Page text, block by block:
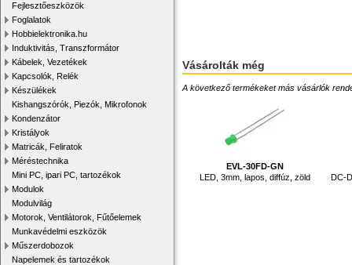
Fejlesztőeszközök
Foglalatok
Hobbielektronika.hu
Induktivitás, Transzformátor
Kábelek, Vezetékek
Kapcsolók, Relék
Készülékek
Kishangszórók, Piezók, Mikrofonok
Kondenzátor
Kristályok
Matricák, Feliratok
Méréstechnika
Mini PC, ipari PC, tartozékok
Modulok
Modulvilág
Motorok, Ventilátorok, Fűtőelemek
Munkavédelmi eszközök
Műszerdobozok
Napelemek és tartozékok
Vásárolták még
A következő termékeket más vásárlók
EVL-30FD-GN
LED, 3mm, lapos, diffúz, zöld
DC-